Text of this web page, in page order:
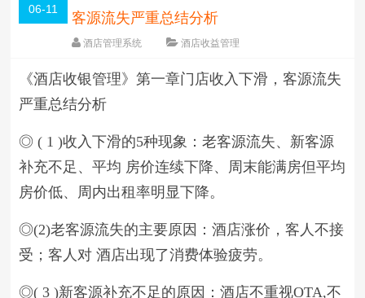
06-11
客源流失严重总结分析
酒店管理系统
酒店收益管理
字体：大 中 小
《酒店收银管理》第一章门店收入下滑，客源流失
严重总结分析
◎ ( 1 )收入下滑的5种现象：老客源流失、新客源
补充不足、平均 房价连续下降、周末能满房但平均
房价低、周内出租率明显下降。
◎(2)老客源流失的主要原因：酒店涨价，客人不接
受；客人对 酒店出现了消费体验疲劳。
◎( 3 )新客源补充不足的原因：酒店不重视OTA,不